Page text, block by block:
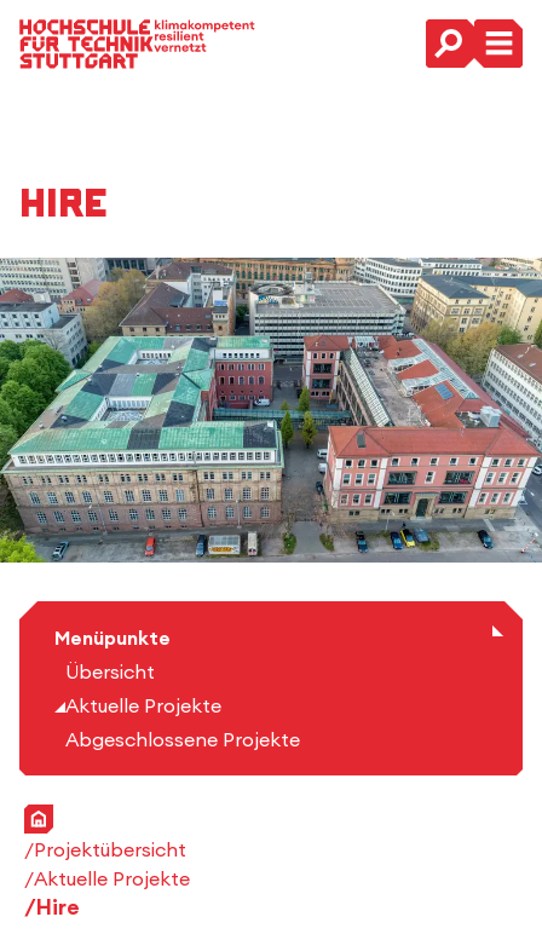
Hauptnavigation
Hire
Menüpunkte
Übersicht
Aktuelle Projekte
Abgeschlossene Projekte
Startseite
Projektübersicht
Aktuelle Projekte
Hire